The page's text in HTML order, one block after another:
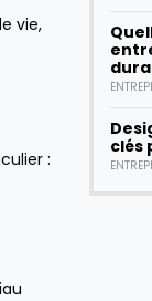
vie,
:
clés